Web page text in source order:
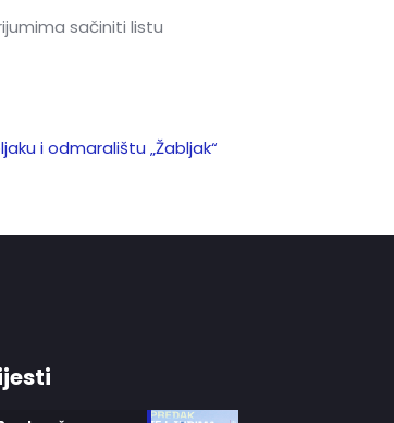
sačiniti listu
i odmaralištu „Žabljak“